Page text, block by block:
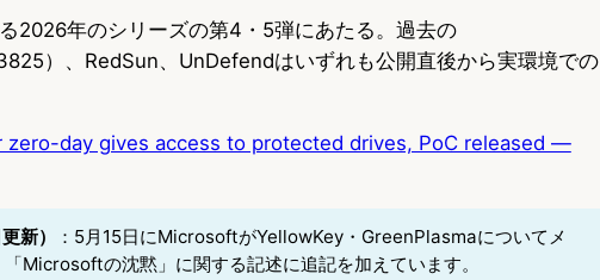
2026年のシリーズの第4・5弾にあたる。過去の
）、RedSun、UnDefendはいずれも公開直後から実環境での
zero-day gives access to protected drives, PoC released —
新）
：5月15日にMicrosoftがYellowKey・GreenPlasmaについてメ
Microsoftの沈黙」に関する記述に追記を加えています。